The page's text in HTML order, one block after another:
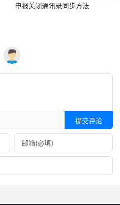
电报关闭通讯录同步方法
提交评论